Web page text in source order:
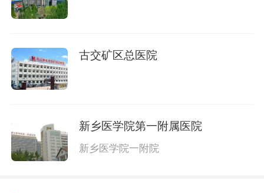
古交矿区总医院
新乡医学院第一附属医院
新乡医学院一附院